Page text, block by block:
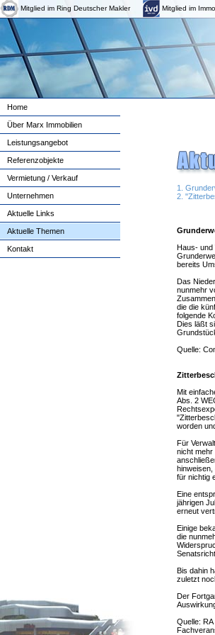
Mitglied im Ring Deutscher Makler Mitglied im
Home
Über Marx Immobilien
Leistungsangebot
Referenzobjekte
Vermietung / Verkauf
Unternehmen
Aktuelle Links
Aktuelle Themen
Kontakt
1.
2.
Haus- und
bereits
Das
nunmehr
die die
folgende
Dies läßt
Quelle:
Mit
Abs. 2
worden
Für
nicht mehr
für nichtig
Eine
jährigen
erneut
Einige
die
Bis dahin
zuletzt
Der
Quelle: